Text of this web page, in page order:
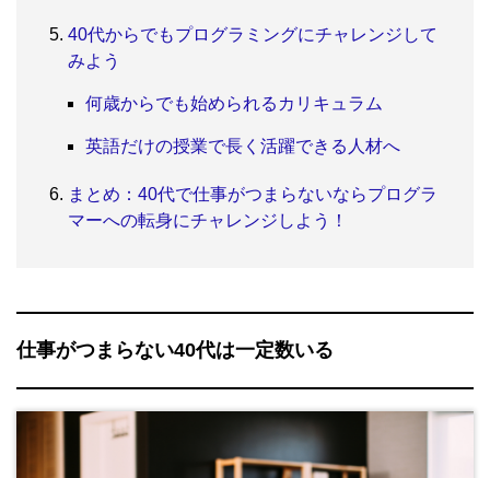
40代からでもプログラミングにチャレンジして
みよう
何歳からでも始められるカリキュラム
英語だけの授業で長く活躍できる人材へ
まとめ：40代で仕事がつまらないならプログラ
マーへの転身にチャレンジしよう！
仕事がつまらない40代は一定数いる